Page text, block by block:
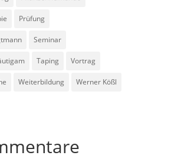
Prüfung
Seminar
Taping Vortrag
Weiterbildung Werner Kößl